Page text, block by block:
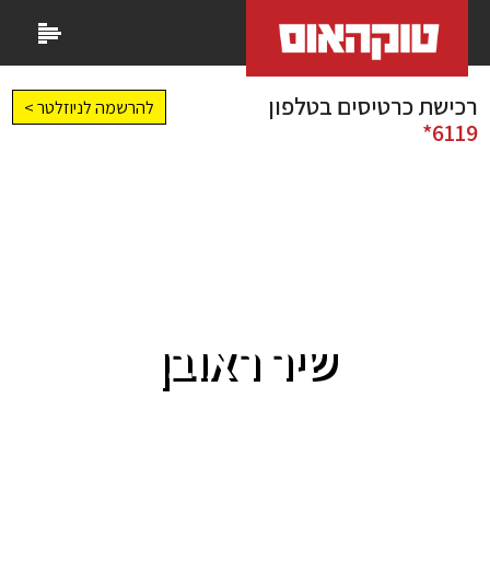
רכישת כרטיסים בטלפון
6119*
להרשמה לניוזלטר >
שיר ראובן